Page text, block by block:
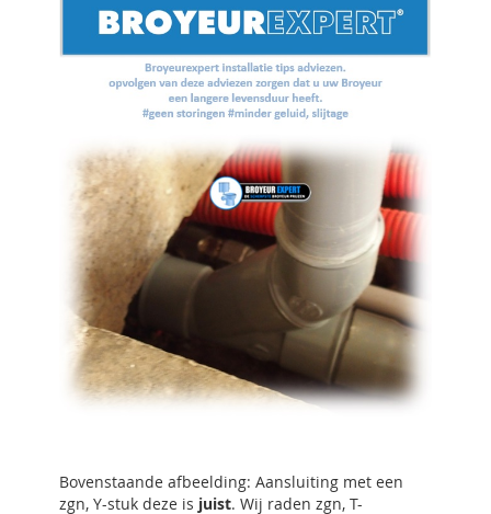
Bovenstaande afbeelding: Aansluiting met een
zgn, Y-stuk deze is juist. Wij raden zgn, T-